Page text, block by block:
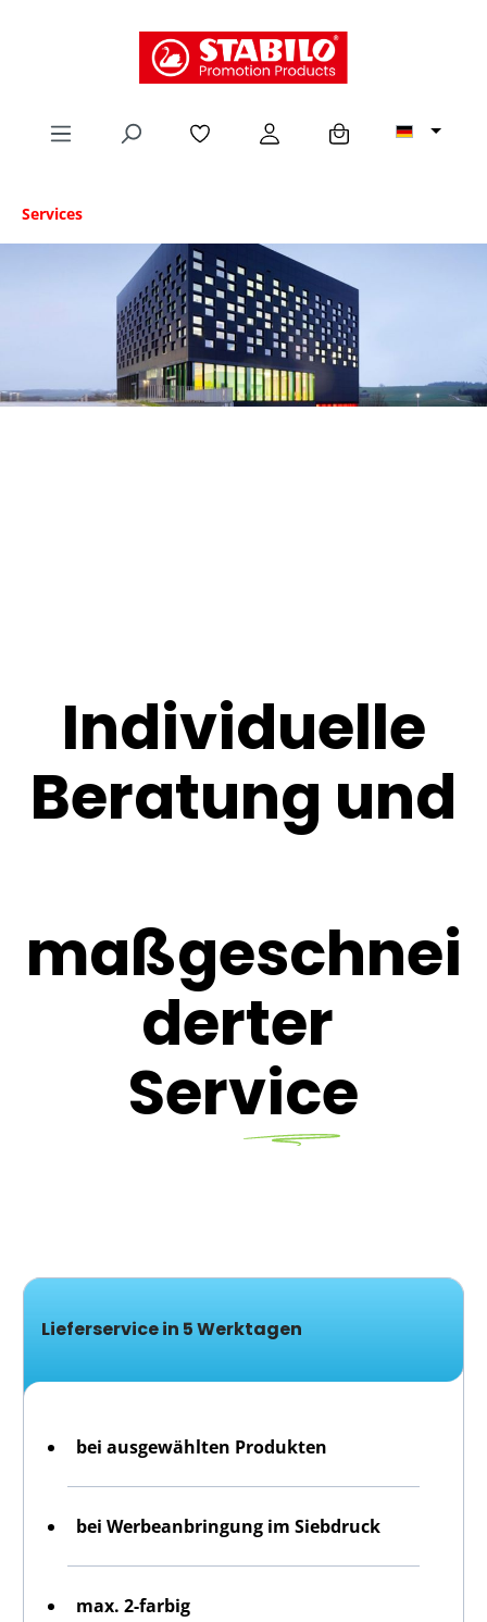
Services
Individuelle
Beratung und
maßgeschnei
derter
Service
Lieferservice in 5 Werktagen
bei ausgewählten Produkten
bei Werbeanbringung im Siebdruck
max. 2-farbig